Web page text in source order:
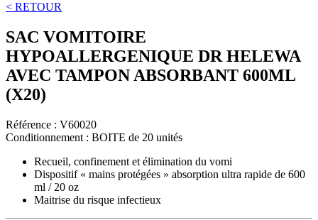
< RETOUR
SAC VOMITOIRE
HYPOALLERGENIQUE DR HELEWA
AVEC TAMPON ABSORBANT 600ML
(X20)
Référence : V60020
Conditionnement : BOITE de 20 unités
Recueil, confinement et élimination du vomi
Dispositif « mains protégées » absorption ultra rapide de 600
ml / 20 oz
Maitrise du risque infectieux